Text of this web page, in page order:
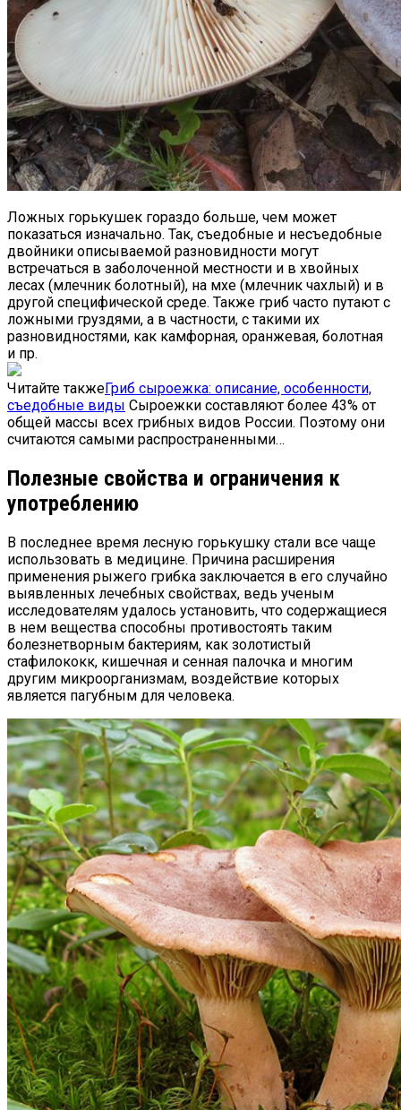
Ложных горькушек гораздо больше, чем может
показаться изначально. Так, съедобные и несъедобные
двойники описываемой разновидности могут
встречаться в заболоченной местности и в хвойных
лесах (млечник болотный), на мхе (млечник чахлый) и в
другой специфической среде. Также гриб часто путают с
ложными груздями, а в частности, с такими их
разновидностями, как камфорная, оранжевая, болотная
и пр.
Читайте такжеГриб сыроежка: описание, особенности,
съедобные виды Сыроежки составляют более 43% от
общей массы всех грибных видов России. Поэтому они
считаются самыми распространенными…
Полезные свойства и ограничения к
употреблению
В последнее время лесную горькушку стали все чаще
использовать в медицине. Причина расширения
применения рыжего грибка заключается в его случайно
выявленных лечебных свойствах, ведь ученым
исследователям удалось установить, что содержащиеся
в нем вещества способны противостоять таким
болезнетворным бактериям, как золотистый
стафилококк, кишечная и сенная палочка и многим
другим микроорганизмам, воздействие которых
является пагубным для человека.